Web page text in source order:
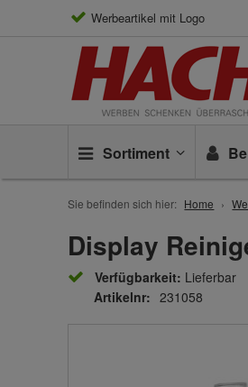
Werbeartikel mit Logo
Sortiment
Sie befinden sich hier: Home
Display
Verfügbarkeit: Lieferbar
Artikelnr: 231058